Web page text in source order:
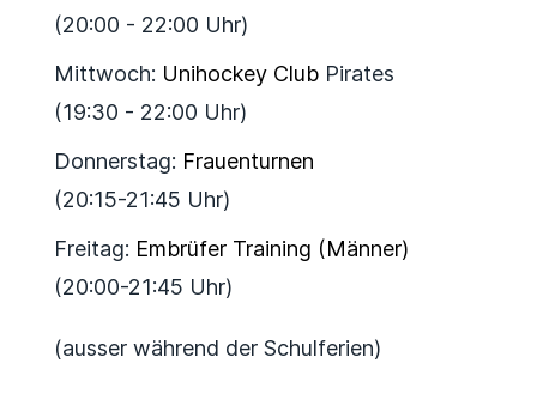
(20:00 - 22:00 Uhr)
Mittwoch: Unihockey ClubPirates
(19:30 - 22:00 Uhr)
Donnerstag: Frauenturnen
(20:15-21:45 Uhr)
Freitag: Embrüfer Training (Männer)
(20:00-21:45 Uhr)
(ausser während der Schulferien)